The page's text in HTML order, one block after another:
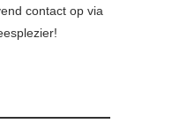
contact op via